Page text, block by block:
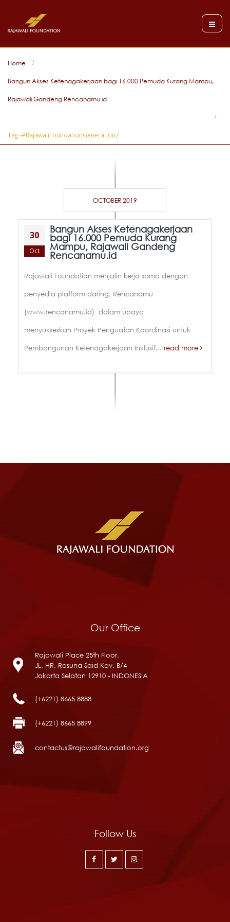
Home
Bangun Akses Ketenagakerjaan bagi 16.000 Pemuda Kurang Mampu,
Rajawali Gandeng Rencanamu.id
Tag -#RajawaliFoundationGenerationZ
OCTOBER 2019
30
Oct
Bangun Akses Ketenagakerjaan
bagi 16.000 Pemuda Kurang
Mampu, Rajawali Gandeng
Rencanamu.id
Rajawali Foundation menjalin kerja sama dengan
penyedia platform daring, Rencanamu
(www.rencanamu.id) dalam upaya
menyukseskan Proyek Penguatan Koordinasi untuk
Pembangunan Ketenagakerjaan Inklusif... read more
Our Office
Rajawali Place 25th Floor,
JL. HR. Rasuna Said Kav. B/4
Jakarta Selatan 12910 - INDONESIA
(+6221) 8665 8888
(+6221) 8665 8899
contactus@rajawalifoundation.org
Follow Us